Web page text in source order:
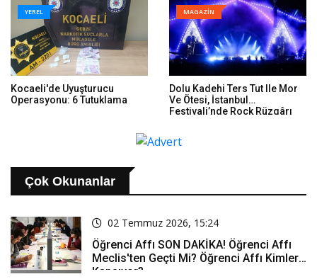
YEREL
Kocaeli'de Uyuşturucu
Operasyonu: 6 Tutuklama
MAGAZİN
Dolu Kadehi Ters Tut Ile Mor
Ve Ötesi, İstanbul
Festivali’nde Rock Rüzgârı
Çok Okunanlar
02 Temmuz 2026, 15:24
Öğrenci Affı SON DAKİKA! Öğrenci Affı
Meclis'ten Geçti Mi? Öğrenci Affı Kimleri
Kapsıyor?